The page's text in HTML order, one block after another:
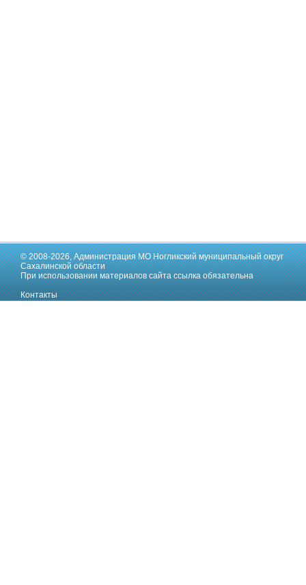
© 2008-2026,Администрация МО Ногликский муниципальный округ
Сахалинской области
При использовании материалов сайта ссылка обязательна
Контакты